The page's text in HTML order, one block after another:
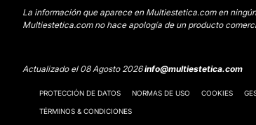
La información que aparece en Multiestetica.com en
Multiestetica.com no hace apología de un producto
Actualizado el 08 Agosto 2026info@multiestetica.com
PROTECCIÓN DE DATOS NORMAS DE USO COOKIES
TÉRMINOS & CONDICIONES